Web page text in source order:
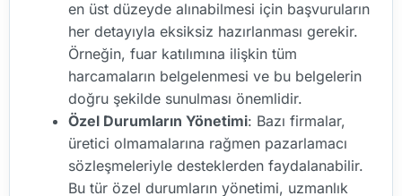
en üst düzeyde alınabilmesi için başvuruların
her detayıyla eksiksiz hazırlanması gerekir.
Örneğin, fuar katılımına ilişkin tüm
harcamaların belgelenmesi ve bu belgelerin
doğru şekilde sunulması önemlidir.
Özel Durumların Yönetimi: Bazı firmalar,
üretici olmamalarına rağmen pazarlamacı
sözleşmeleriyle desteklerden faydalanabilir.
Bu tür özel durumların yönetimi, uzmanlık